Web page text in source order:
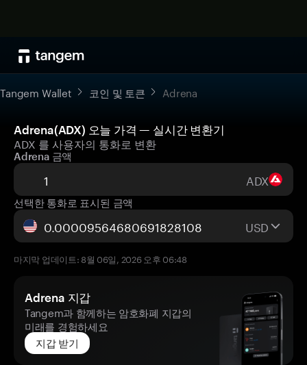
Tangem Wallet 코인 및 토큰 Adrena
Adrena(ADX) 오늘 가격 — 실시간 변환기
ADX 를 사용자의 통화로 변환
Adrena 금액
ADX
선택한 통화로 표시된 금액
USD
마지막 업데이트: 8월 06일, 2026 오후 06:48
Adrena 지갑
Tangem과 함께하는 암호화폐 지갑의
미래를 경험하세요
지갑 받기